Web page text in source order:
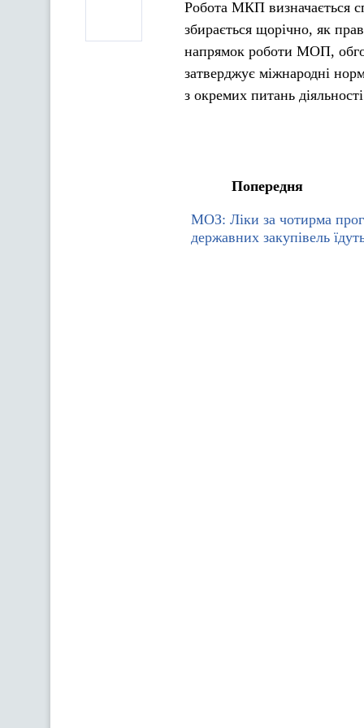
Робота МКП визначається
збирається щорічно, як
напрямок роботи МОП,
затверджує міжнародні
з окремих питань
Попередня
МОЗ: Ліки за чотирма
державних закупівель